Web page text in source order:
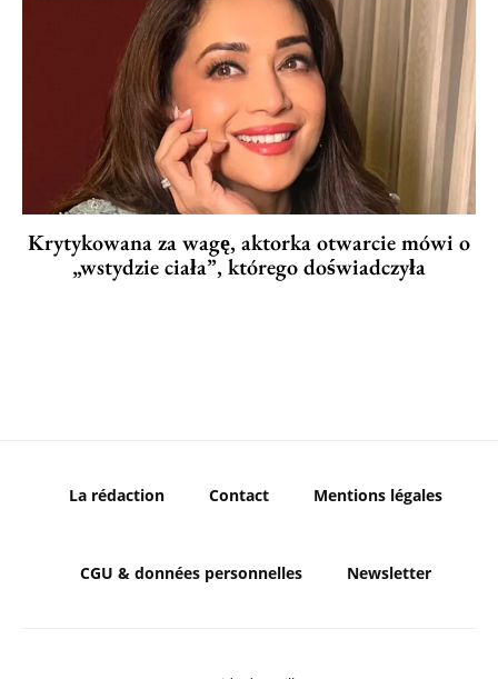
Krytykowana za wagę, aktorka otwarcie mówi o
„wstydzie ciała”, którego doświadczyła
La rédaction Contact Mentions légales
CGU & données personnelles Newsletter